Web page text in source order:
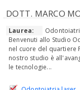
DOTT. MARCO
Laurea:
Benvenuti allo Studio
nel cuore del quartiere
nostro studio è
le tecnologie...